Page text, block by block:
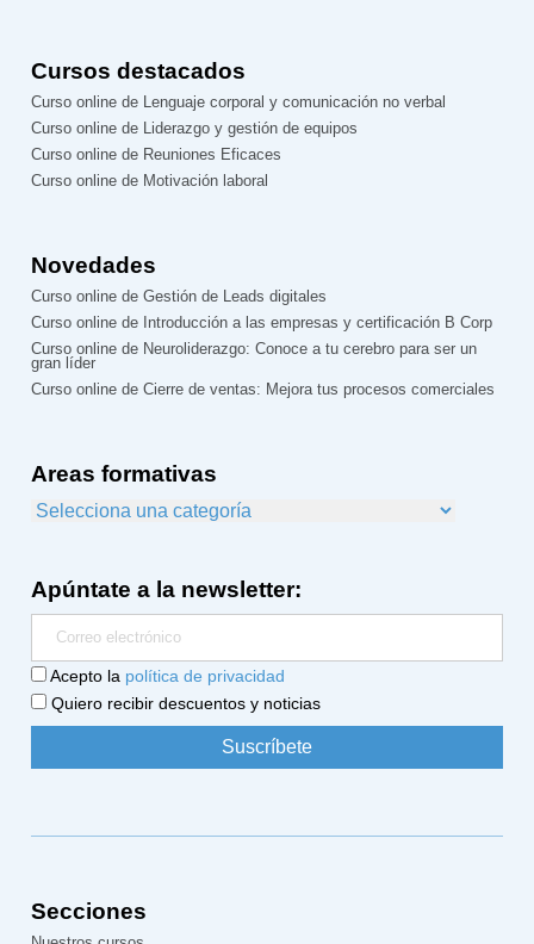
Cursos destacados
Curso online de Lenguaje corporal y comunicación no verbal
Curso online de Liderazgo y gestión de equipos
Curso online de Reuniones Eficaces
Curso online de Motivación laboral
Novedades
Curso online de Gestión de Leads digitales
Curso online de Introducción a las empresas y certificación B Corp
Curso online de Neuroliderazgo: Conoce a tu cerebro para ser un
gran líder
Curso online de Cierre de ventas: Mejora tus procesos comerciales
Areas formativas
Apúntate a la newsletter:
Acepto la política de privacidad
Quiero recibir descuentos y noticias
Secciones